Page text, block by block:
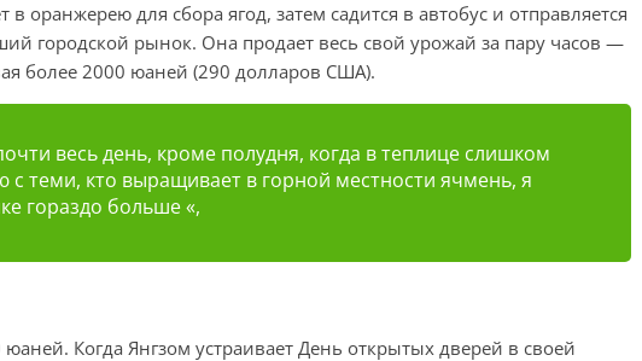
оранжерею для сбора ягод, затем садится в автобус и отправляется
городской рынок. Она продает весь свой урожай за пару часов —
более 2000 юаней (290 долларов США).
весь день, кроме полудня, когда в теплице слишком
теми, кто выращивает в горной местности ячмень, я
гораздо больше «,
Когда Янгзом устраивает День открытых дверей в своей